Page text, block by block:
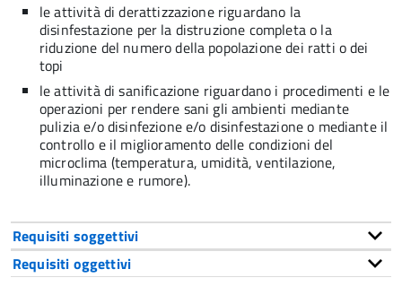
le attività di derattizzazione riguardano la
disinfestazione per la distruzione completa o la
riduzione del numero della popolazione dei ratti o dei
topi
le attività di sanificazione riguardano i procedimenti e le
operazioni per rendere sani gli ambienti mediante
pulizia e/o disinfezione e/o disinfestazione o mediante il
controllo e il miglioramento delle condizioni del
microclima (temperatura, umidità, ventilazione,
illuminazione e rumore).
Requisiti soggettivi
Requisiti oggettivi